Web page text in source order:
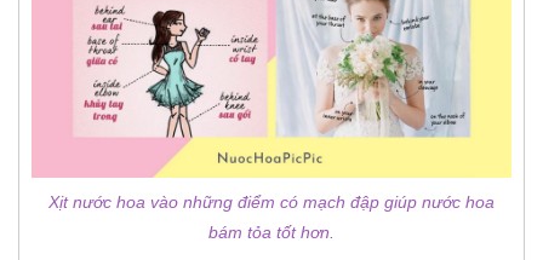
Xịt nước hoa vào những điểm có mạch đập giúp nước hoa
bám tỏa tốt hơn.